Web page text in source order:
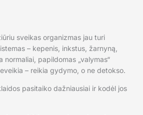
sveikas organizmas jau turi
– kepenis, inkstus, žarnyną,
normaliai, papildomas „valymas“
– reikia gydymo, o ne detokso.
pasitaiko dažniausiai ir kodėl jos